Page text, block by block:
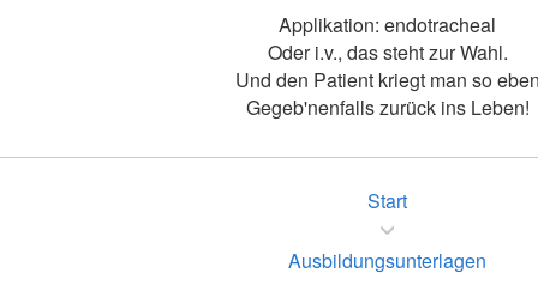
Applikation: endotracheal
Oder i.v., das steht zur Wahl.
Und den Patient kriegt man so
Gegeb'nenfalls zurück ins Leben!
Start
Ausbildungsunterlagen